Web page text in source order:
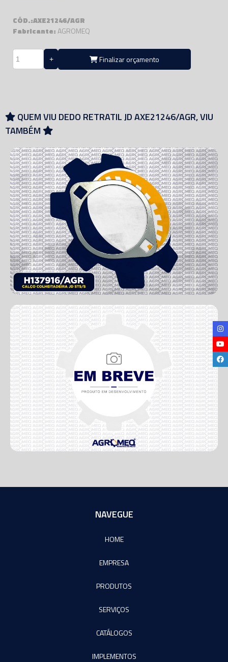
CÓD.:AXE21246/AGR
Fabricante:AGROMEQ
Finalizar orçamento
QUEM VIU DEDO RETRATIL JD AXE21246/AGR, VIU
TAMBÉM
NAVEGUE
HOME
EMPRESA
PRODUTOS
SERVIÇOS
CATÁLOGOS
IMPLEMENTOS